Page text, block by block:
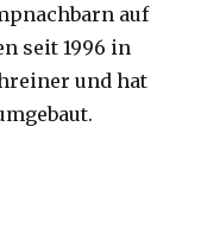
auf
seit 1996 in
und hat